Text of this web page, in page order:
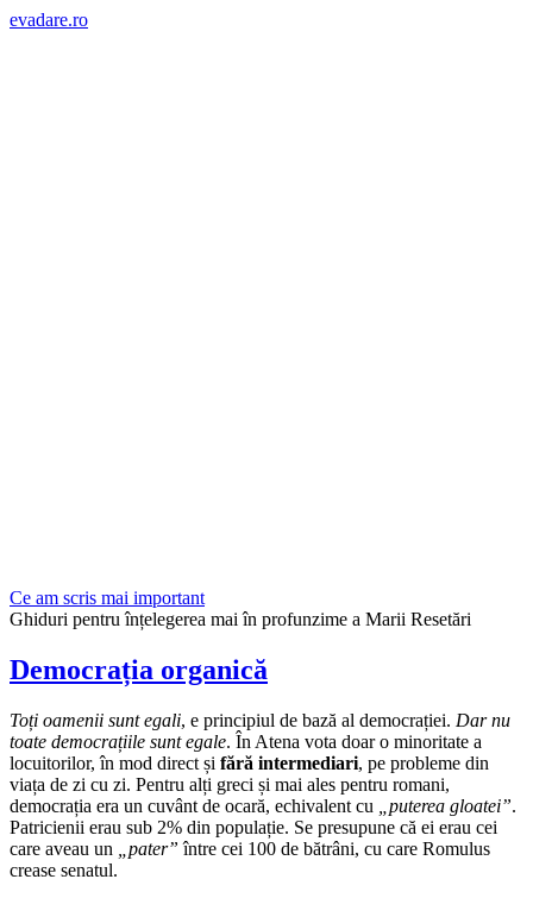
evadare.ro
Ce am scris mai important
Ghiduri pentru înțelegerea mai în profunzime a Marii Resetări
Democrația organică
Toți oamenii sunt egali, e principiul de bază al democrației. Dar nu
toate democrațiile sunt egale. În Atena vota doar o minoritate a
locuitorilor, în mod direct și fără intermediari, pe probleme din
viața de zi cu zi. Pentru alți greci și mai ales pentru romani,
democrația era un cuvânt de ocară, echivalent cu
„puterea gloatei”.
Patricienii erau sub 2% din populație. Se presupune că ei erau cei
care aveau un
„pater” între cei 100 de bătrâni, cu care Romulus
crease senatul.